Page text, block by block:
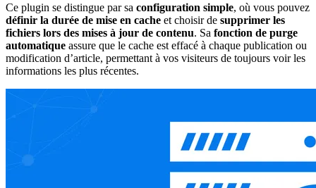
Ce plugin se distingue par sa configuration simple, où vous pouvez
définir la durée de mise en cache et choisir de supprimer les
fichiers lors des mises à jour de contenu. Sa fonction de purge
automatique assure que le cache est effacé à chaque publication ou
modification d’article, permettant à vos visiteurs de toujours voir les
informations les plus récentes.